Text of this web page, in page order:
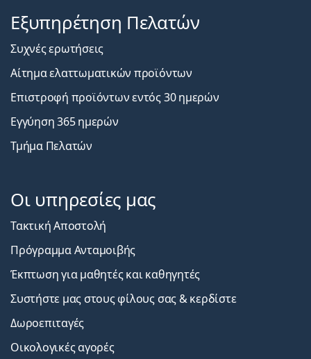
Εξυπηρέτηση Πελατών
Συχνές ερωτήσεις
Αίτημα ελαττωματικών προϊόντων
Επιστροφή προϊόντων εντός 30 ημερών
Εγγύηση 365 ημερών
Τμήμα Πελατών
Οι υπηρεσίες μας
Τακτική Αποστολή
Πρόγραμμα Ανταμοιβής
Έκπτωση για μαθητές και καθηγητές
Συστήστε μας στους φίλους σας & κερδίστε
Δωροεπιταγές
Οικολογικές αγορές